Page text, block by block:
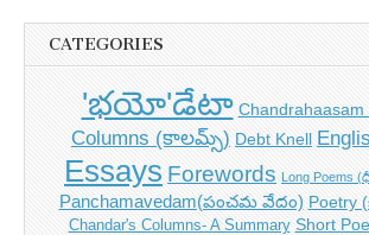
CATEGORIES
'భయో'డేటా
Columns (కాలమ్స్) Debt Knell
Essays Forewords Long Poems
Panchamavedam(పంచమ వేదం) Poetry
Chandar's Columns- A Summary Short